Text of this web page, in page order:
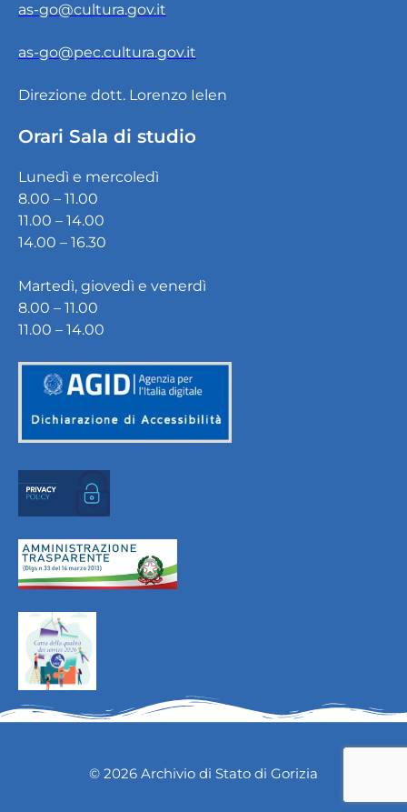
as-go@cultura.gov.it
as-go@pec.cultura.gov.it
Direzione dott. Lorenzo Ielen
Orari Sala di studio
Lunedì e mercoledì
8.00 – 11.00
11.00 – 14.00
14.00 – 16.30
Martedì, giovedì e venerdì
8.00 – 11.00
11.00 – 14.00
© 2026 Archivio di Stato di Gorizia